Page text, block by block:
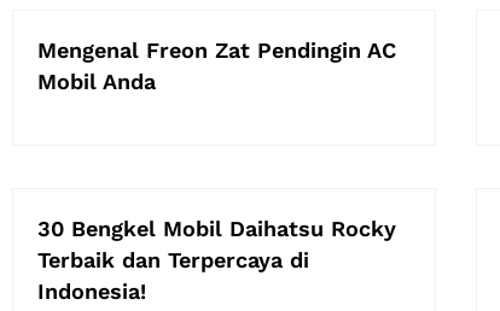
Mengenal Freon Zat Pendingin AC
Mobil Anda
30 Bengkel Mobil Daihatsu Rocky
Terbaik dan Terpercaya di
Indonesia!